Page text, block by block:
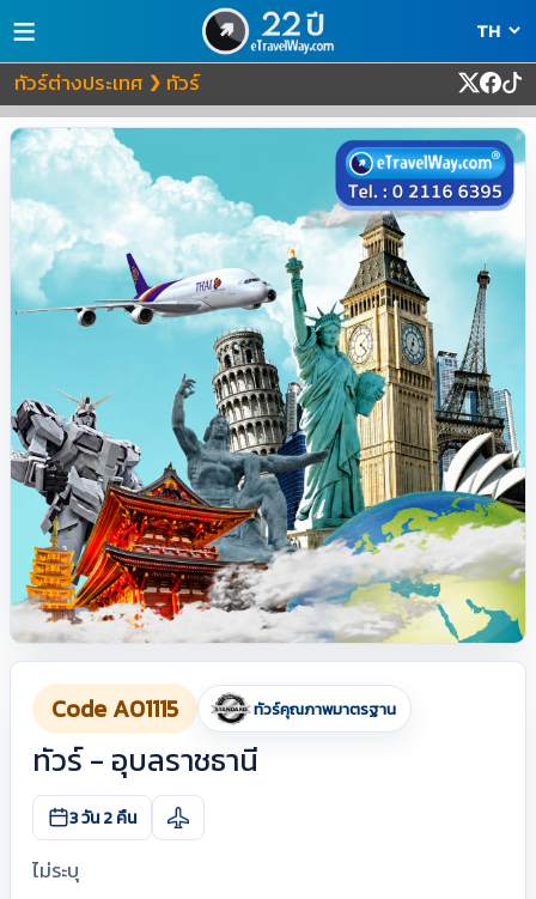
≡
ทัวร์ต่างประเทศ ❯ ทัวร์
Code A01115 ทัวร์คุณภาพมาตรฐาน
ทัวร์ - อุบลราชธานี
3 วัน 2 คืน
ไม่ระบุ